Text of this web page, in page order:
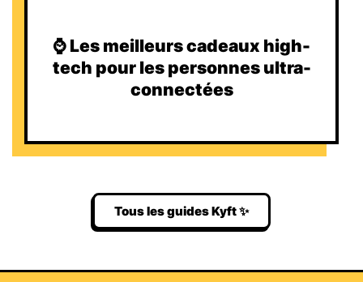
⌚️ Les meilleurs cadeaux high-
tech pour les personnes ultra-
connectées
Tous les guides Kyft ✨